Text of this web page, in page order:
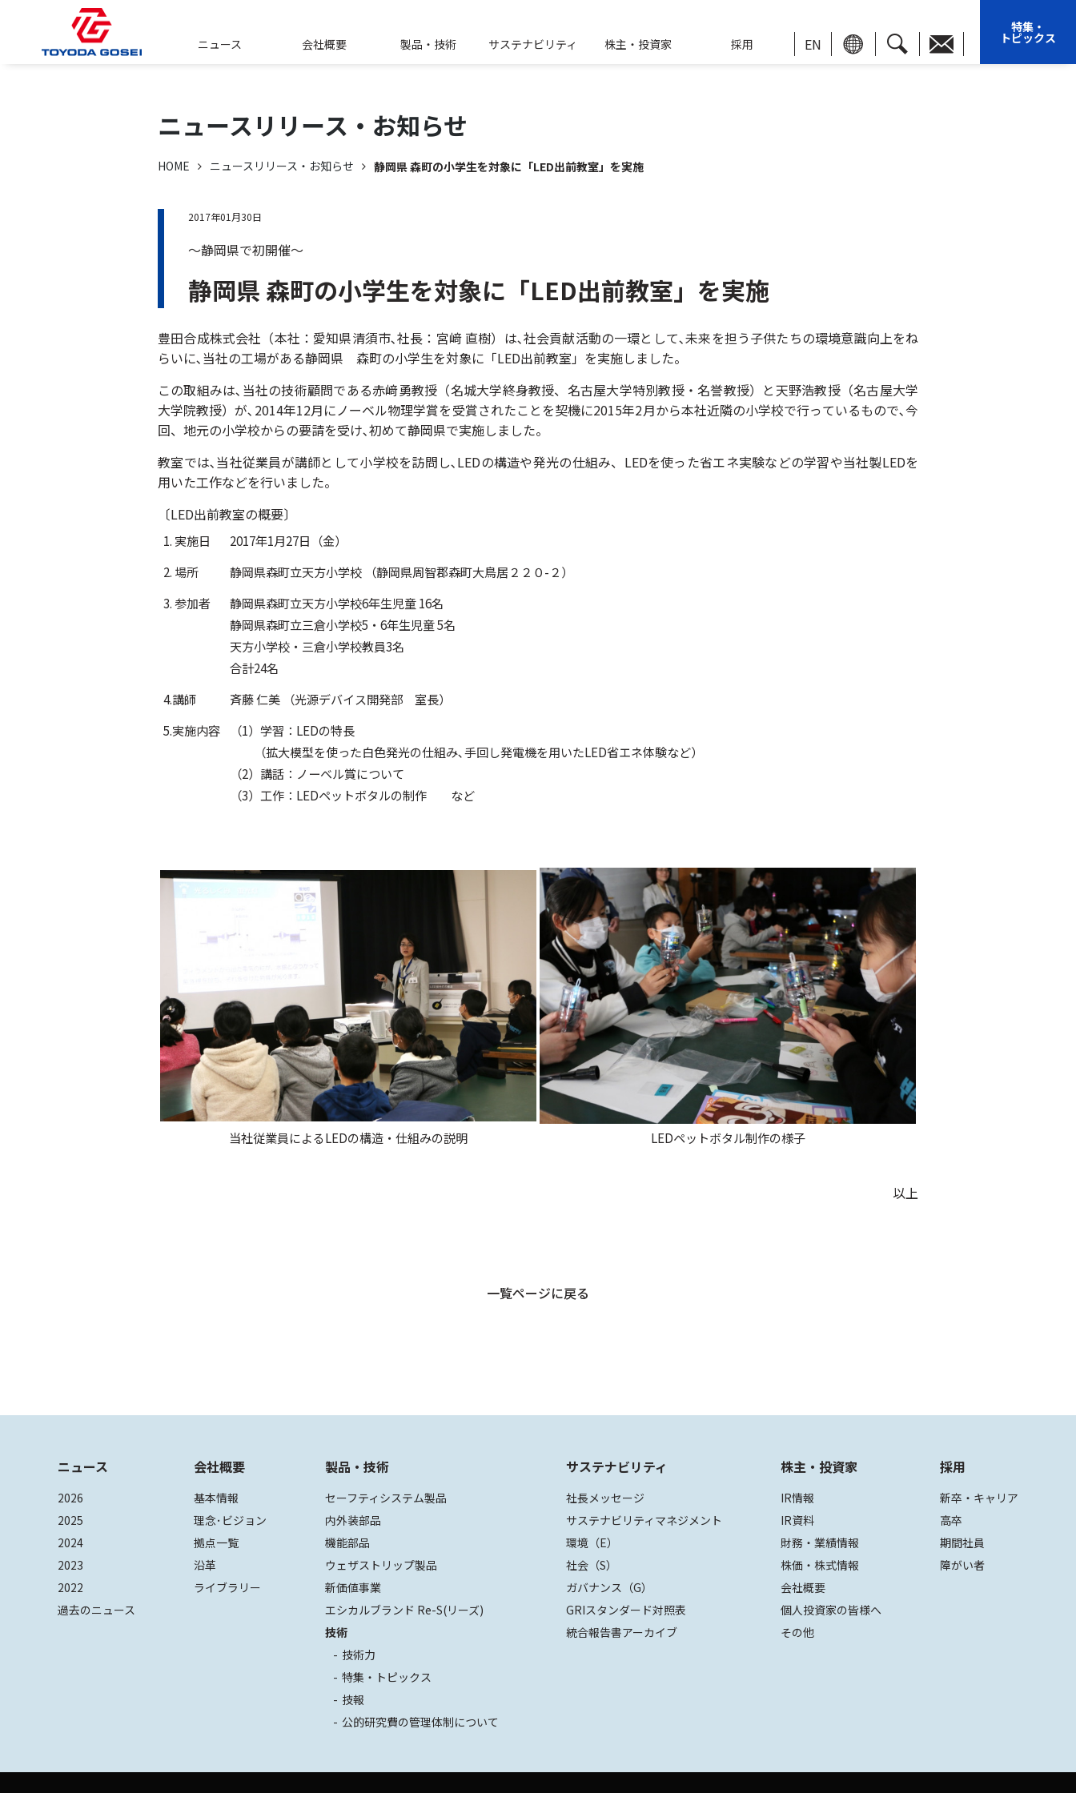
ニュース 会社概要 製品・技術 サステナビリティ 株主・投資家 採用 EN
特集・
トピックス
ニュースリリース・ お知らせ
HOME ニュースリリース・お知らせ 静岡県 森町の小学生を対象に「LED出前教室」を実施
2017年01月30日
～静岡県で初開催～
静岡県 森町の小学生を対象に「LED出前教室」を実施
豊田合成株式会社（本社：愛知県清須市､社長：宮﨑 直樹）は､社会貢献活動の一環として､未来を担う子供たちの環境意識向上をね
らいに､当社の工場がある静岡県 森町の小学生を対象に「LED出前教室」を実施しました。
この取組みは､当社の技術顧問である赤﨑勇教授（名城大学終身教授、名古屋大学特別教授・名誉教授）と天野浩教授（名古屋大学
大学院教授）が､2014年12月にノーベル物理学賞を受賞されたことを契機に2015年2月から本社近隣の小学校で行っているもので､今
回、地元の小学校からの要請を受け､初めて静岡県で実施しました。
教室では､当社従業員が講師として小学校を訪問し､LEDの構造や発光の仕組み、LEDを使った省エネ実験などの学習や当社製LEDを
用いた工作などを行いました。
〔LED出前教室の概要〕
1. 実施日
2017年1月27日（金）
2. 場所
静岡県森町立天方小学校 （静岡県周智郡森町大鳥居２２０-２）
3. 参加者
静岡県森町立天方小学校6年生児童 16名
静岡県森町立三倉小学校5・6年生児童 5名
天方小学校・三倉小学校教員3名
合計24名
4.講師
斉藤 仁美 （光源デバイス開発部 室長）
5.実施内容
（1）学習：LEDの特長
（拡大模型を使った白色発光の仕組み､手回し発電機を用いたLED省エネ体験など）
（2）講話：ノーベル賞について
（3）工作：LEDペットボタルの制作 など
当社従業員によるLEDの構造・仕組みの説明 LEDペットボタル制作の様子
以上
一覧ページに戻る
ニュース
2026
2025
2024
2023
2022
過去のニュース
会社概要
基本情報
理念･ビジョン
拠点一覧
沿革
ライブラリー
製品・技術
セーフティシステム製品
内外装部品
機能部品
ウェザストリップ製品
新価値事業
エシカルブランド Re-S(リーズ)
技術
技術力
特集・トピックス
技報
公的研究費の管理体制について
サステナビリティ
社長メッセージ
サステナビリティマネジメント
環境（E）
社会（S）
ガバナンス（G）
GRIスタンダード対照表
統合報告書アーカイブ
株主・投資家
IR情報
IR資料
財務・業績情報
株価・株式情報
会社概要
個人投資家の皆様へ
その他
採用
新卒・キャリア
高卒
期間社員
障がい者